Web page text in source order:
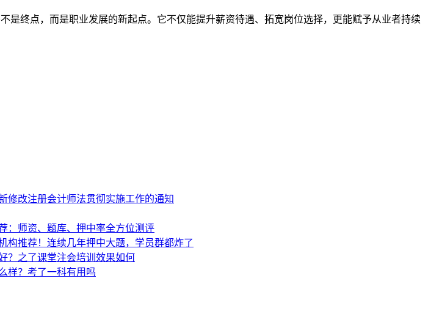
是终点，而是职业发展的新起点。它不仅能提升薪资待遇、拓宽岗位选择，更能赋予从业者持续